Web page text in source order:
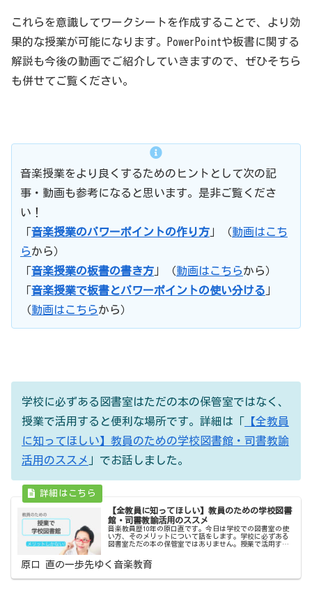
これらを意識してワークシートを作成することで、より効
果的な授業が可能になります。PowerPointや板書に関する
解説も今後の動画でご紹介していきますので、ぜひそちら
も併せてご覧ください。
音楽授業をより良くするためのヒントとして次の記
事・動画も参考になると思います。是非ご覧くださ
い！
「音楽授業のパワーポイントの作り方 」（動画はこち
らから）
「音楽授業の板書の書き方 」（動画はこちらから）
「音楽授業で板書とパワーポイントの使い分ける 」
（動画はこちらから）
学校に必ずある図書室はただの本の保管室ではなく、
授業で活用すると便利な場所です。詳細は「 【全教員
に知ってほしい】教員のための学校図書館・司書教諭
活用のススメ 」でお話しました。
【全教員に知ってほしい】教員のための学校図書
館・司書教諭活用のススメ
音楽教員歴10年の原口直です。今日は学校での図書室の使
い方、そのメリットについて話をします。学校に必ずある
図書室ただの本の保管室ではありません。授業で活用する
室を利用していました。授業を行...
原口 直の一歩先ゆく音楽教育